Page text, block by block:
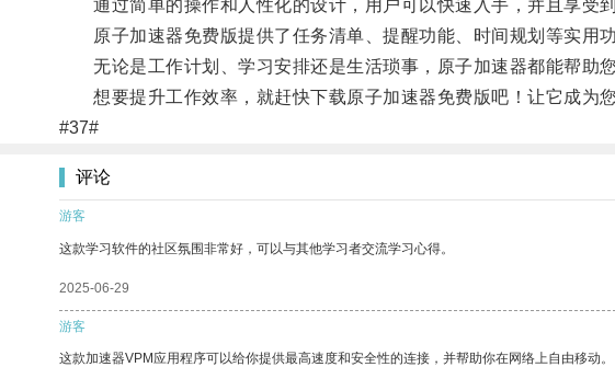
通过简单的操作和人性化的设计，用户可以快速入手，并且享受到
原子加速器免费版提供了任务清单、提醒功能、时间规划等实用功
无论是工作计划、学习安排还是生活琐事，原子加速器都能帮助您
想要提升工作效率，就赶快下载原子加速器免费版吧！让它成为
#37#
评论
游客
这款学习软件的社区氛围非常好，可以与其他学习者交流学习心得。
2025-06-29
游客
这款加速器VPM应用程序可以给你提供最高速度和安全性的连接，并帮助你在网络上自由移动。